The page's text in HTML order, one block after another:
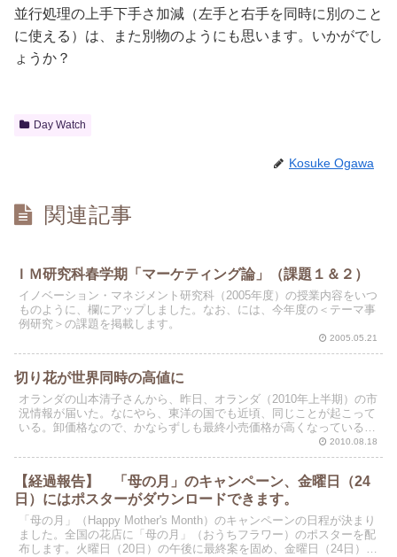
並行処理の上手下手さ加減（左手と右手を同時に別のこと
に使える）は、また別物のようにも思います。いかがでし
ょうか？
Day Watch
Kosuke Ogawa
関連記事
ＩＭ研究科春学期「マーケティング論」（課題１＆２）
イノベーション・マネジメント研究科（2005年度）の授業内容をいつ
ものように、欄にアップしました。なお、には、今年度の＜テーマ事
例研究＞の課題を掲載します。
2005.05.21
切り花が世界同時の高値に
オランダの山本清子さんから、昨日、オランダ（2010年上半期）の市
況情報が届いた。なにやら、東洋の国でも近頃、同じことが起こって
いる。卸価格なので、かならずしも最終小売価格が高くなっているの
2010.08.18
【経過報告】 「母の月」のキャンペーン、金曜日（24
日）にはポスターがダウンロードできます。
「母の月」（Happy Mother's Month）のキャンペーンの日程が決まり
ました。全国の花店に「母の月」（おうちフラワー）のポスターを配
布します。火曜日（20日）の午後に最終案を固め、金曜日（24日）か